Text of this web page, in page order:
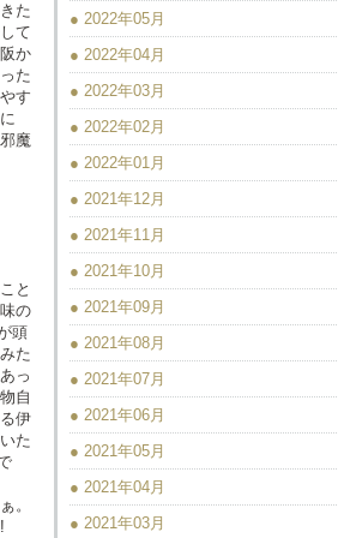
た
て
か
た
す
魔
と
の
頭
た
っ
自
伊
た
。
● 2022年05月
● 2022年04月
● 2022年03月
● 2022年02月
● 2022年01月
● 2021年12月
● 2021年11月
● 2021年10月
● 2021年09月
● 2021年08月
● 2021年07月
● 2021年06月
● 2021年05月
● 2021年04月
● 2021年03月